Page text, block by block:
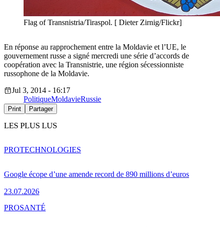
Flag of Transnistria/Tiraspol. [ Dieter Zirnig/Flickr]
En réponse au rapprochement entre la Moldavie et l’UE, le
gouvernement russe a signé mercredi une série d’accords de
coopération avec la Transnistrie, une région sécessionniste
russophone de la Moldavie.
Jul 3, 2014 - 16:17
PolitiqueMoldavieRussie
Print Partager
LES PLUS LUS
Google écope d’une amende record de 890 millions d’euros
23.07.2026
PROTECHNOLOGIES
PROSANTÉ